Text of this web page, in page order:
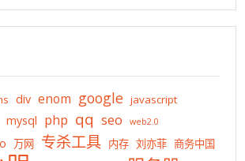
div enom google javascript
mysql php qq seo web2.0
万网 专杀工具 内存 刘亦菲 商务中国